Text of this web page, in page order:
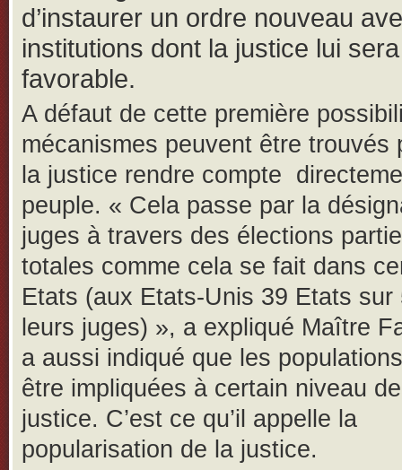
d’instaurer un ordre nouveau
institutions dont la justice lui sera
favorable.
A défaut de cette première
mécanismes peuvent être trouvés
la justice rendre compte
peuple. « Cela passe par la
juges à travers des élections
totales comme cela se fait dans
Etats (aux Etats-Unis 39 Etats sur
leurs juges) », a expliqué Maître
a aussi indiqué que les
être impliquées à certain niveau
justice. C’est ce qu’il appelle la
popularisation de la justice.